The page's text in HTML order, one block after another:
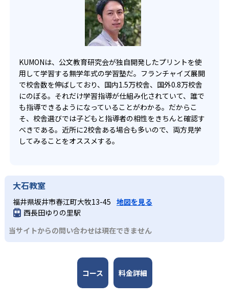
KUMONは、公文教育研究会が独自開発したプリントを使
用して学習する無学年式の学習塾だ。フランチャイズ展開
で校舎数を伸ばしており、国内1.5万校舎、国外0.8万校舎
にのぼる。それだけ学習指導が仕組み化されていて、誰で
も指導できるようになっていることがわかる。だからこ
そ、校舎選びでは子どもと指導者の相性をきちんと確認す
べきである。近所に2校舎ある場合も多いので、両方見学
してみることをオススメする。
大石教室
福井県坂井市春江町大牧13-45 地図を見る
西長田ゆりの里駅
当サイトからの問い合わせは現在できません
コース 料金詳細